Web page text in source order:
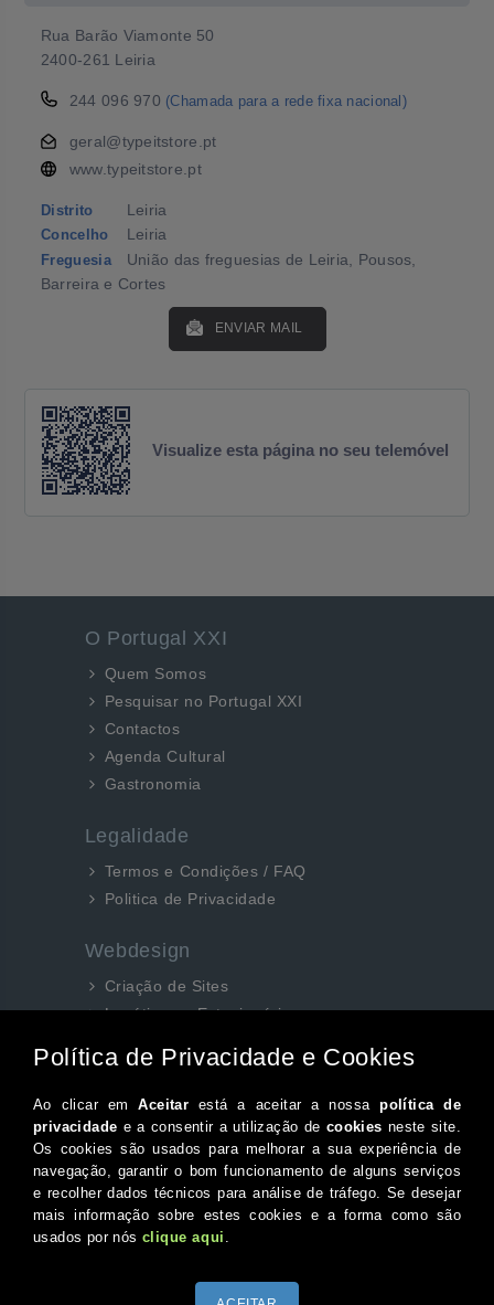
Rua Barão Viamonte 50
2400-261 Leiria
244 096 970 (Chamada para a rede fixa nacional)
geral@typeitstore.pt
www.typeitstore.pt
Distrito Leiria
Concelho Leiria
Freguesia
União das freguesias de Leiria, Pousos,
Barreira e Cortes
ENVIAR MAIL
Visualize esta página no seu telemóvel
O Portugal XXI
Quem Somos
Pesquisar no Portugal XXI
Contactos
Agenda Cultural
Gastronomia
Legalidade
Termos e Condições / FAQ
Politica de Privacidade
Webdesign
Criação de Sites
Logótipos e Estacionários
Siga-nos aqui...
Facebook
Instagram
Twitter
Canal do Youtube
© 2026 Portugal XXI Todos os direitos reservados.
Desenvolvido por Optimeios